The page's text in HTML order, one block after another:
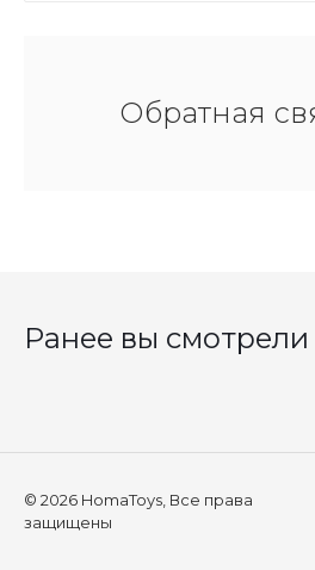
Обратная
Ранее вы смотрели
© 2026 HomaToys, Все права
защищены